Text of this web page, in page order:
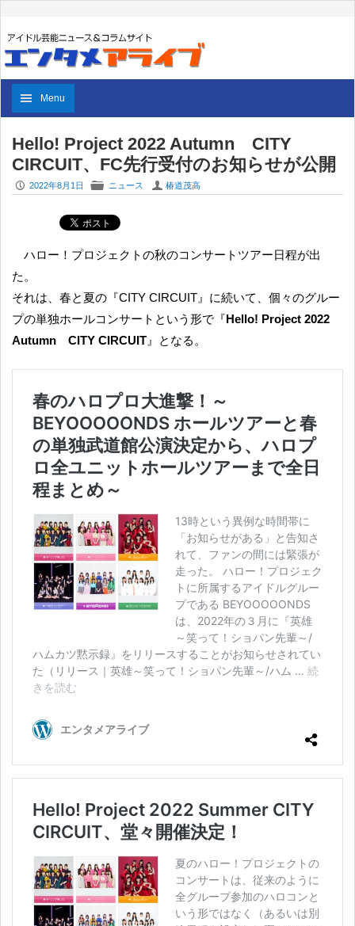
Menu
Hello! Project 2022 Autumn CITY
CIRCUIT、FC先行受付のお知らせが公開
P 2022年8月1日 F ニュース U 椿道茂高
ハロー！プロジェクトの秋のコンサートツアー日程が出
た。
それは、春と夏の『CITY CIRCUIT』に続いて、個々のグルー
プの単独ホールコンサートという形で『Hello! Project 2022
Autumn CITY CIRCUIT 』となる。